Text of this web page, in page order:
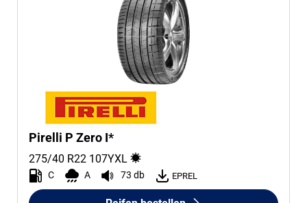
Pirelli P Zero I*
275/40 R22 107YXL
C A 73 db EPREL